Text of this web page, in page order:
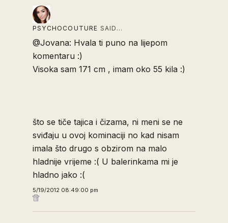
PSYCHOCOUTURE SAID…
@Jovana: Hvala ti puno na lijepom
komentaru :)
Visoka sam 171 cm , imam oko 55 kila :)
što se tiče tajica i čizama, ni meni se ne
sviđaju u ovoj kominaciji no kad nisam
imala što drugo s obzirom na malo
hladnije vrijeme :( U balerinkama mi je
hladno jako :(
5/19/2012 08:49:00 pm